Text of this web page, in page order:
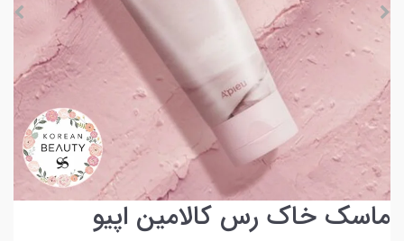
ماسک خاک رس کالامین اپیو